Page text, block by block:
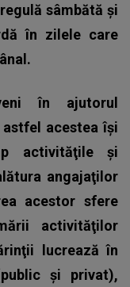
sâmbătă şi
în zilele care
în ajutorul
acestea îşi
activităţile şi
angajaţilor
acestor sfere
activităţilor
lucrează în
şi privat),